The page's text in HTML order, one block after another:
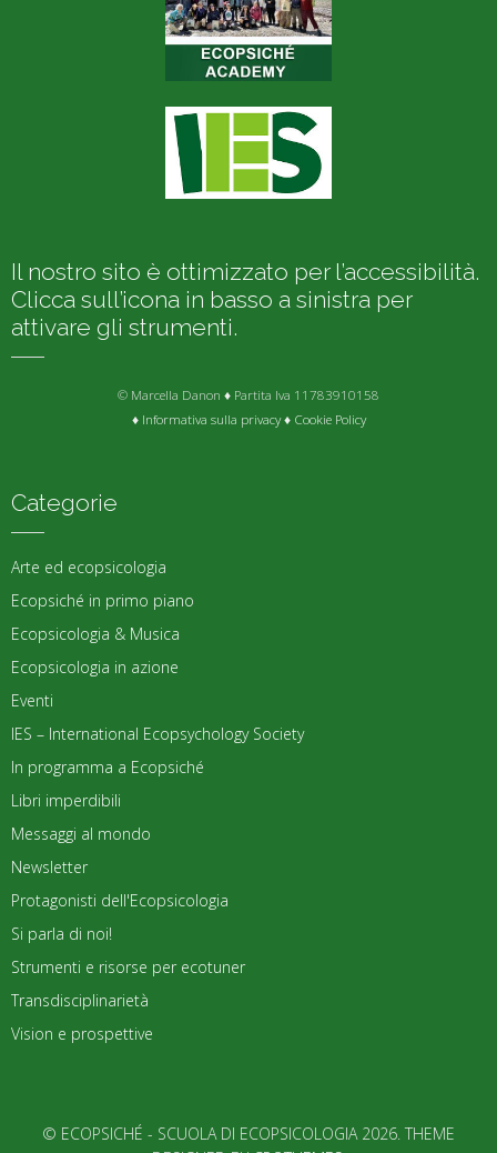
Il nostro sito è ottimizzato per l’accessibilità.
Clicca sull’icona in basso a sinistra per
attivare gli strumenti.
© Marcella Danon ♦ Partita Iva 11783910158
♦ Informativa sulla privacy♦ Cookie Policy
Categorie
Arte ed ecopsicologia
Ecopsiché in primo piano
Ecopsicologia & Musica
Ecopsicologia in azione
Eventi
IES – International Ecopsychology Society
In programma a Ecopsiché
Libri imperdibili
Messaggi al mondo
Newsletter
Protagonisti dell'Ecopsicologia
Si parla di noi!
Strumenti e risorse per ecotuner
Transdisciplinarietà
Vision e prospettive
© ECOPSICHÉ - SCUOLA DI ECOPSICOLOGIA 2026. THEME